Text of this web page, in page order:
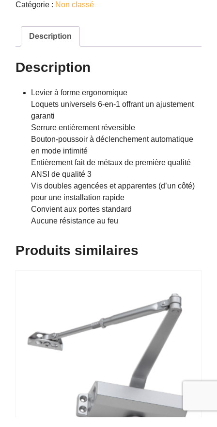
Catégorie : Non classé
Description
Description
Levier à forme ergonomique
Loquets universels 6-en-1 offrant un ajustement
garanti
Serrure entièrement réversible
Bouton-poussoir à déclenchement automatique
en mode intimité
Entièrement fait de métaux de première qualité
ANSI de qualité 3
Vis doubles agencées et apparentes (d’un côté)
pour une installation rapide
Convient aux portes standard
Aucune résistance au feu
Produits similaires